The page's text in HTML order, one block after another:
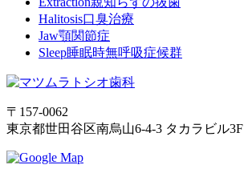
Halitosis口臭治療
Jaw顎関節症
Sleep睡眠時無呼吸症候群
〒157-0062
東京都世田谷区南烏山6-4-3 タカラビル3F